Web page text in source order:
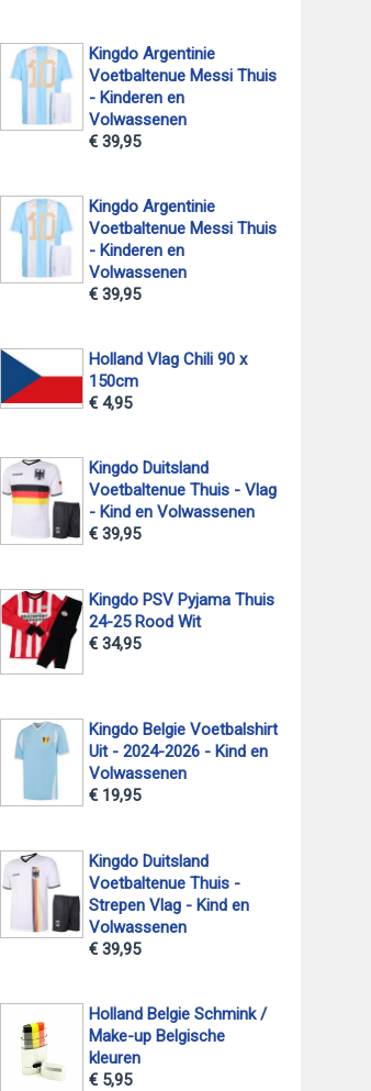
Kingdo Argentinie
Voetbaltenue Messi Thuis
- Kinderen en
Volwassenen
€ 39,95
Kingdo Argentinie
Voetbaltenue Messi Thuis
- Kinderen en
Volwassenen
€ 39,95
Holland Vlag Chili 90 x
150cm
€ 4,95
Kingdo Duitsland
Voetbaltenue Thuis - Vlag
- Kind en Volwassenen
€ 39,95
Kingdo PSV Pyjama Thuis
24-25 Rood Wit
€ 34,95
Kingdo Belgie Voetbalshirt
Uit - 2024-2026 - Kind en
Volwassenen
€ 19,95
Kingdo Duitsland
Voetbaltenue Thuis -
Strepen Vlag - Kind en
Volwassenen
€ 39,95
Holland Belgie Schmink /
Make-up Belgische
kleuren
€ 5,95